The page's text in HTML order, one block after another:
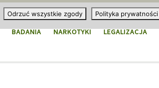
BADANIA NARKOTYKI LEGALIZACJA
Odrzuć wszystkie zgody Polityka prywatności